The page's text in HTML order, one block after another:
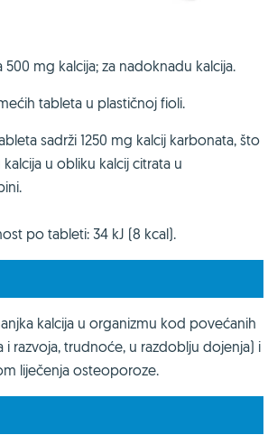
mg kalcija; za nadoknadu kalcija.
tableta u plastičnoj fioli.
sadrži 1250 mg kalcij karbonata, što
u obliku kalcij citrata u
po tableti: 34 kJ (8 kcal).
kalcija u organizmu kod povećanih
i razvoja, trudnoće, u razdoblju dojenja) i
liječenja osteoporoze.